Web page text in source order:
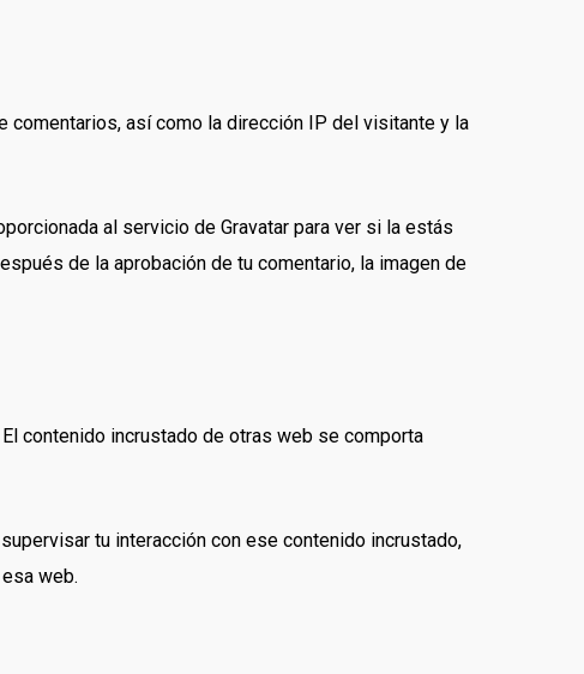
comentarios, así como la dirección IP del visitante y la
al servicio de Gravatar para ver si la estás
de la aprobación de tu comentario, la imagen de
contenido incrustado de otras web se comporta
tu interacción con ese contenido incrustado,
web.